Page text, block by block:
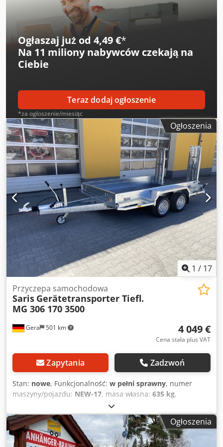
Ogłaszaj już od 4,49 €*
Na 11 miliony nabywców czekają na
Ciebie
Teraz dodaj ogłoszenie
*za ogłoszenie/miesiąc
Ogłoszenia
1 / 17
Gera 501 km
Przyczepa samochodowa
Saris Gerätetransporter Tiefl.
MG 306 170 3500
4 049 €
Cena stała plus VAT
Zapytania Zadzwoń
Stan: nowe, Funkcjonalność: w pełni sprawny, numer
maszyny/pojazdu: NEW-17, masa własna: 635 kg,
2 835 kg
3 500 kg, konfiguracja osi:2 osie, długość przestrzeni
ładunkowej:3 060 mm
, szerokość przestrzeni ładunkowej:
1 680 mm, wysokość przestrzeni ładunkowej:300 mm
Ogłoszenia